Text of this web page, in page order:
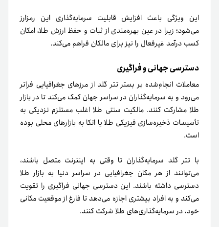
این ویژگی باعث افزایش قابلیت سرمایه‌گذاری این رمزارز
می‌شود؛ زیرا در عین بهره‌مندی از ثبات و حفظ ارزش طلا، امکان
کسب درآمد غیرفعال را نیز برای مالکان فراهم می‌کند.
دسترسی جهانی و فراگیری
معاملات انجام‌شده بر بستر تتر گلد از مرزهای جغرافیایی فراتر
می‌رود و به سرمایه‌گذاران در سراسر جهان کمک می‌کند تا در بازار
طلا مشارکت کنند. مالکیت سنتی طلا اغلب مستلزم نزدیکی به
تأسیسات ذخیره‌سازی فیزیکی طلا یا اتکا به بازارهای محلی بوده
است.
با تتر گلد سرمایه‌گذاران تا وقتی به اینترنت متصل باشند،
می‌توانند از هر مکان جغرافیایی در سراسر دنیا به بازار طلا
دسترسی داشته باشند. این دسترسی جهانی فراگیری را تقویت
می‌کند و به افراد بیشتری اجازه می‌دهد تا فارغ از موقعیت مکانی
خود، در سرمایه‌گذاری‌های طلا شرکت کنند.